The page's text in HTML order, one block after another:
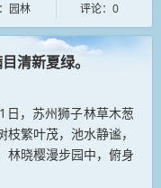
园林 评论：0
清新夏绿。
，苏州狮子林草木葱
繁叶茂，池水静谧，
林晓樱漫步园中，俯身
盛夏绿意萦绕亭台水